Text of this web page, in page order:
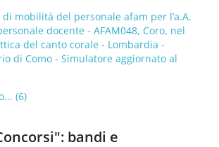
di mobilità del personale afam per l’a.A.
docente - AFAM048, Coro, nel
del canto corale - Lombardia -
di Como - Simulatore aggiornato al
(6)
bandi e